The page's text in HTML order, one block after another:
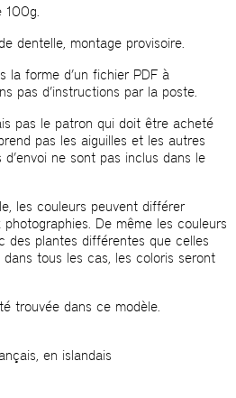
100g.
dentelle, montage provisoire.
la forme d’un fichier PDF à
pas d’instructions par la poste.
pas le patron qui doit être acheté
pas les aiguilles et les autres
ne sont pas inclus dans le
les couleurs peuvent différer
De même les couleurs
des plantes différentes que celles
tous les cas, les coloris seront
trouvée dans ce modèle.
en islandais